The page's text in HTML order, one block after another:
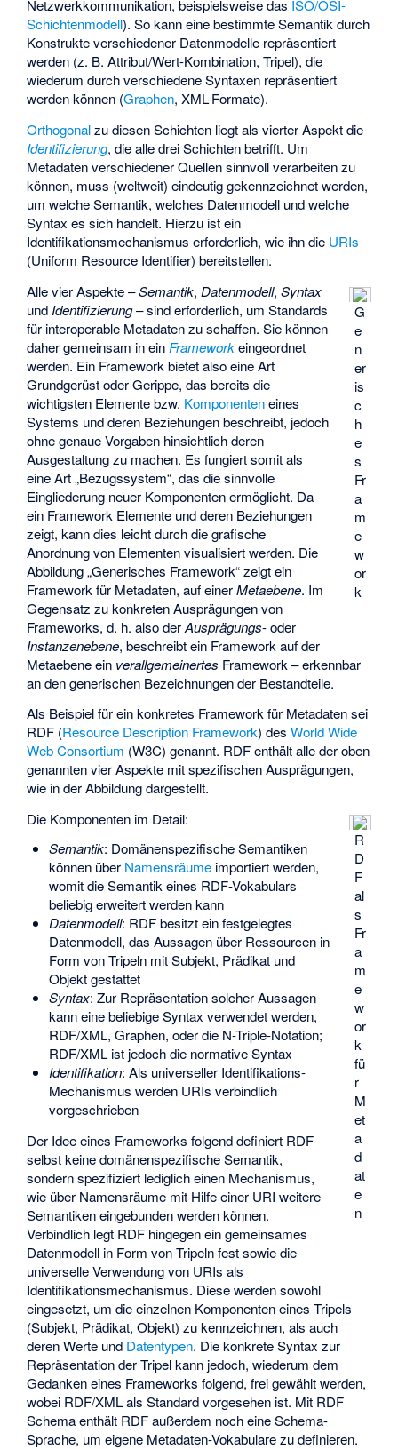
Netzwerkkommunikation, beispielsweise das ISO/OSI-
Schichtenmodell). So kann eine bestimmte Semantik durch
Konstrukte verschiedener Datenmodelle repräsentiert
werden (z. B. Attribut/Wert-Kombination, Tripel), die
wiederum durch verschiedene Syntaxen repräsentiert
werden können (Graphen, XML-Formate).
Orthogonalzu diesen Schichten liegt als vierter Aspekt die
Identifizierung, die alle drei Schichten betrifft. Um
Metadaten verschiedener Quellen sinnvoll verarbeiten zu
können, muss (weltweit) eindeutig gekennzeichnet werden,
um welche Semantik, welches Datenmodell und welche
Syntax es sich handelt. Hierzu ist ein
Identifikationsmechanismus erforderlich, wie ihn die URIs
(Uniform Resource Identifier) bereitstellen.
G
e
n
er
is
c
h
e
s
Fr
a
m
e
w
or
k
Alle vier Aspekte –Semantik,Datenmodell,Syntax
und Identifizierung– sind erforderlich, um Standards
für interoperable Metadaten zu schaffen. Sie können
daher gemeinsam in ein Frameworkeingeordnet
werden. Ein Framework bietet also eine Art
Grundgerüst oder Gerippe, das bereits die
wichtigsten Elemente bzw. Komponenteneines
Systems und deren Beziehungen beschreibt, jedoch
ohne genaue Vorgaben hinsichtlich deren
Ausgestaltung zu machen. Es fungiert somit als
eine Art „Bezugssystem“, das die sinnvolle
Eingliederung neuer Komponenten ermöglicht. Da
ein Framework Elemente und deren Beziehungen
zeigt, kann dies leicht durch die grafische
Anordnung von Elementen visualisiert werden. Die
Abbildung „Generisches Framework“ zeigt ein
Framework für Metadaten, auf einerMetaebene. Im
Gegensatz zu konkreten Ausprägungen von
Frameworks, d. h. also derAusprägungs- oder
Instanzenebene, beschreibt ein Framework auf der
Metaebene ein verallgemeinertes Framework – erkennbar
an den generischen Bezeichnungen der Bestandteile.
Als Beispiel für ein konkretes Framework für Metadaten sei
RDF (Resource Description Framework) desWorld Wide
Web Consortium (W3C) genannt. RDF enthält alle der oben
genannten vier Aspekte mit spezifischen Ausprägungen,
wie in der Abbildung dargestellt.
R
D
F
al
s
Fr
a
m
e
w
or
k
fü
r
M
et
a
d
at
e
n
Die Komponenten im Detail:
Semantik: Domänenspezifische Semantiken
können über Namensräumeimportiert werden,
womit die Semantik eines RDF-Vokabulars
beliebig erweitert werden kann
Datenmodell: RDF besitzt ein festgelegtes
Datenmodell, das Aussagen über Ressourcen in
Form von Tripeln mit Subjekt, Prädikat und
Objekt gestattet
Syntax: Zur Repräsentation solcher Aussagen
kann eine beliebige Syntax verwendet werden,
RDF/XML, Graphen, oder die N-Triple-Notation;
RDF/XMList jedoch die normative Syntax
Identifikation: Als universeller Identifikations-
Mechanismus werden URIs verbindlich
vorgeschrieben
Der Idee eines Frameworks folgend definiert RDF
selbst keine domänenspezifische Semantik,
sondern spezifiziert lediglich einen Mechanismus,
wie über Namensräume mit Hilfe einer URI weitere
Semantiken eingebunden werden können.
Verbindlich legt RDF hingegen ein gemeinsames
Datenmodell in Form von Tripeln fest sowie die
universelle Verwendung von URIs als
Identifikationsmechanismus. Diese werden sowohl
eingesetzt, um die einzelnen Komponenten eines Tripels
(Subjekt, Prädikat, Objekt) zu kennzeichnen, als auch
deren Werte und Datentypen. Die konkrete Syntax zur
Repräsentation der Tripel kann jedoch, wiederum dem
Gedanken eines Frameworks folgend, frei gewählt werden,
wobei RDF/XML als Standard vorgesehen ist. Mit RDF
Schema enthält RDF außerdem noch eineSchema-
Sprache, um eigene Metadaten-Vokabularezu definieren.